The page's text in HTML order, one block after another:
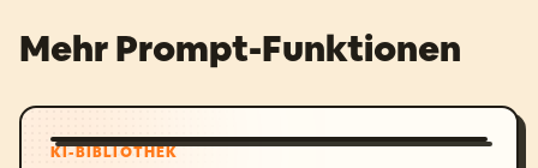
Mehr Prompt-Funktionen
KI-BIBLIOTHEK